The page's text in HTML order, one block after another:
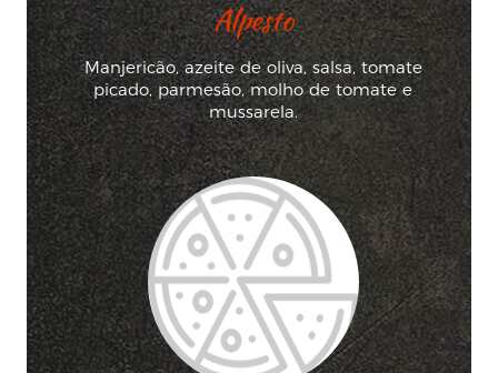
Alpesto
Manjericão, azeite de oliva, salsa, tomate
picado, parmesão, molho de tomate e
mussarela.